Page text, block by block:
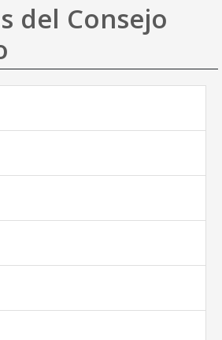
Mapa web
Ayuda
del Consejo